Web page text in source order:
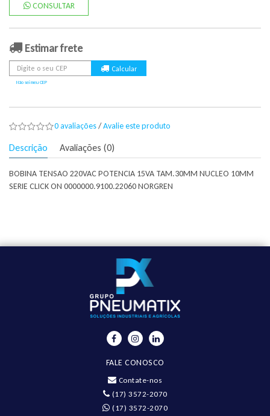
CONSULTAR
Estimar frete
Não sei meu CEP
0 avaliações/Avalie este produto
Descrição Avaliações (0)
BOBINA TENSAO 220VAC POTENCIA 15VA TAM.30MM NUCLEO 10MM
SERIE CLICK ON 0000000.9100.22060 NORGREN
FALE CONOSCO
Contate-nos
(17) 3572-2070
(17) 3572-2070